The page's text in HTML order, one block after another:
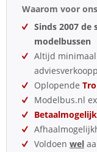
Waarom voor
Sinds 2007
modelbussen
Altijd minimaal
Oplopende
Modelbus.nl
Voldoen wel